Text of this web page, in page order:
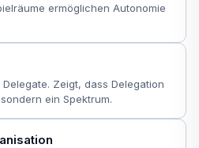
ermöglichen Autonomie
Zeigt, dass Delegation
ein Spektrum.